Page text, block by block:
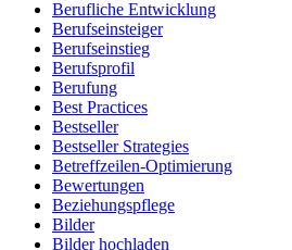
Berufliche Entwicklung
Berufseinsteiger
Berufseinstieg
Berufsprofil
Berufung
Best Practices
Bestseller
Bestseller Strategies
Betreffzeilen-Optimierung
Bewertungen
Beziehungspflege
Bilder
Bilder hochladen